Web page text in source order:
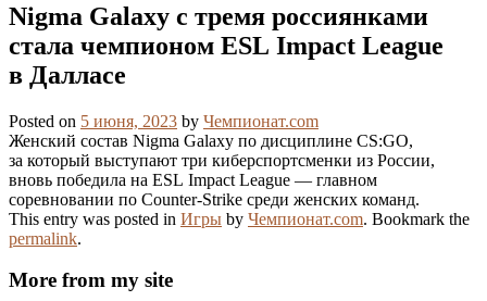
Nigma Galaxy с тремя россиянками
стала чемпионом ESL Impact League
в Далласе
Posted on 5 июня, 2023 by Чемпионат.com
Женский состав Nigma Galaxy по дисциплине CS:GO,
за который выступают три киберспортсменки из России,
вновь победила на ESL Impact League — главном
соревновании по Counter-Strike среди женских команд.
This entry was posted in Игры by Чемпионат.com. Bookmark the
permalink.
More from my site